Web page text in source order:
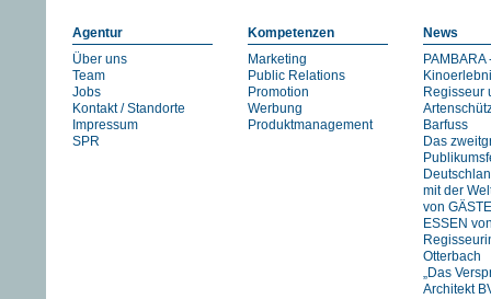
Agentur
Über uns
Team
Jobs
Kontakt / Standorte
Impressum
SPR
Kompetenzen
Marketing
Public Relations
Promotion
Werbung
Produktmanagement
News
Regisseur
Barfuss
Das
mit der
von
ESSEN
Otterbach
„Das
Architekt